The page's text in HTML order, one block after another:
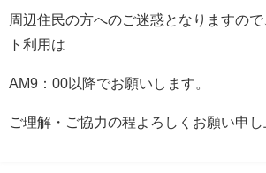
周辺住民の方へのご迷惑となりますの
ト利用は
AM9：00以降でお願いします。
ご理解・ご協力の程よろしくお願い申し